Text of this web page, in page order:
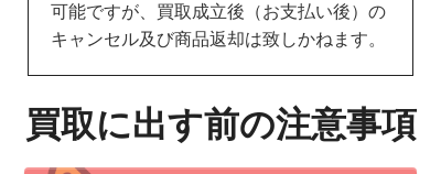
可能ですが、買取成立後（お支払い後）の
キャンセル及び商品返却は致しかねます。
買取に出す前の注意事項